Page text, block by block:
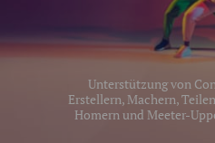
Unterstützung von
Erstellern, Machern,
Homern und Meeter-